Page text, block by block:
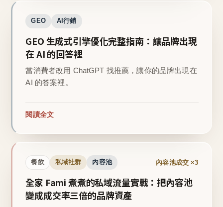
GEO AI行銷
GEO 生成式引擎優化完整指南：讓品牌出現
在 AI 的回答裡
當消費者改用 ChatGPT 找推薦，讓你的品牌出現在
AI 的答案裡。
閱讀全文
餐飲 私域社群 內容池 內容池成交 ×3
全家 Fami 煮煮的私域流量實戰：把內容池
變成成交率三倍的品牌資產